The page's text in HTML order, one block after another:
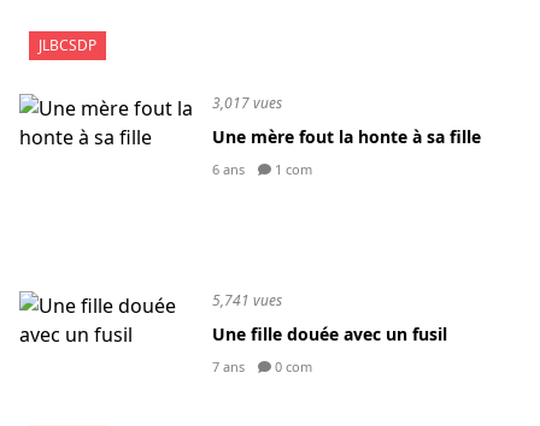
JLBCSDP
3,017 vues
Une mère fout la honte à sa fille
6 ans 1 com
5,741 vues
Une fille douée avec un fusil
7 ans 0 com